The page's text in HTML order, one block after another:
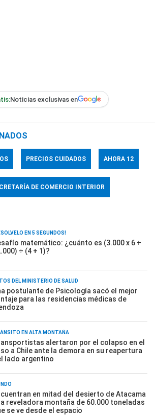
Noticias exclusivas en
PRECIOS CUIDADOS AHORA 12
DE COMERCIO INTERIOR
EN 5 SEGUNDOS!
matemático: ¿cuánto es (3.000 x 6 +
÷ (4 + 1)?
DEL MINISTERIO DE SALUD
postulante de Psicología sacó el mejor
para las residencias médicas de
EN ALTA MONTAÑA
alertaron por el colapso en el
a Chile ante la demora en su reapertura
lado argentino
en mitad del desierto de Atacama
reveladora montaña de 60.000 toneladas
se ve desde el espacio